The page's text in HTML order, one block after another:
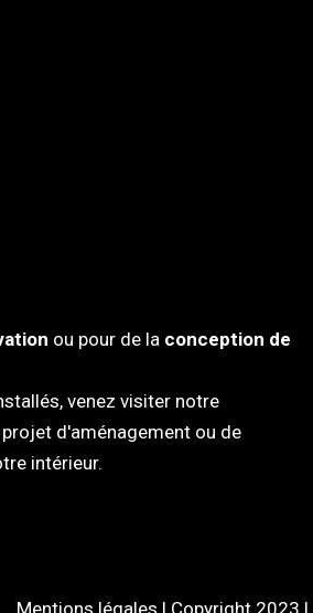
ou pour de la conception de
venez visiter notre
d'aménagement ou de
intérieur.
Mentions légales | Copyright 2023 |